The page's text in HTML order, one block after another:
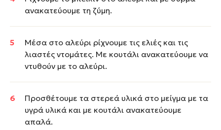
ανακατεύουμε τη ζύμη.
Μέσα στο αλεύρι ρίχνουμε τις ελιές και τις
λιαστές ντομάτες. Με κουτάλι ανακατεύουμε να
ντυθούν με το αλεύρι.
Προσθέτουμε τα στερεά υλικά στο μείγμα με τα
υγρά υλικά και με κουτάλι ανακατεύουμε
απαλά.